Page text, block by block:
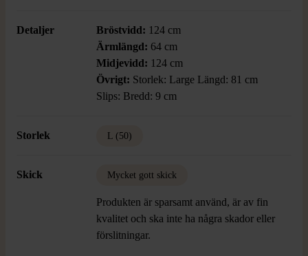
Detaljer Bröstvidd: 124 cm
Ärmlängd: 64 cm
Midjevidd: 124 cm
Övrigt: Storlek: Large Längd: 81 cm
Slips: Bredd: 9 cm
Storlek L (50)
Skick Mycket gott skick
Produkten är sparsamt använd, är av fin
kvalitet och ska inte ha några skador eller
förslitningar.